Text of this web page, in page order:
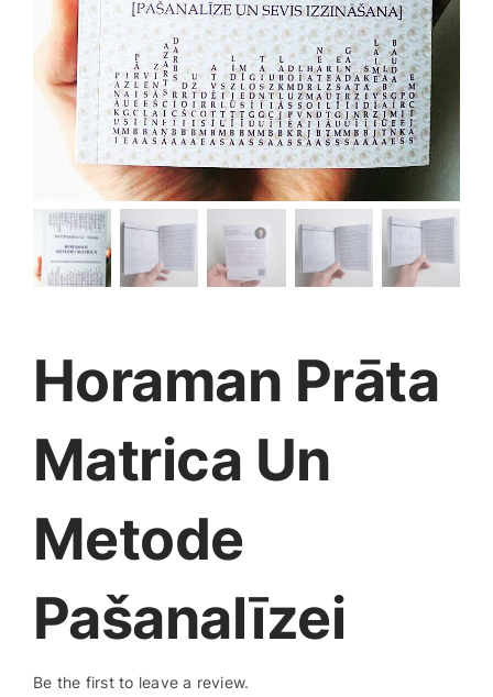
Medicīnas preces
Mobilie telefoni, planšetdatori
Pakalpojumi
Pārtikas preces
Preces pieaugušajiem
Rotaļlietas, bērnu preces
Smaržas, kosmētika
Sports, tūrisms un atpūta
Horaman Prāta
Matrica Un
Metode
Pašanalīzei
Be the first to leave a review.